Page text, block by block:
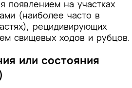
появлением на участках
(наиболее часто в
рецидивирующих
свищевых ходов и рубцов.
или состояния